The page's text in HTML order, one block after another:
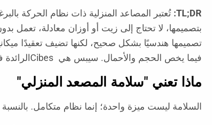
TL;DR:
فيما يخص الحجم والأحمال. سيبس هي Cibesالرائدة في نظام المصاعد المنزلية الحديثة منذ و قت طويل ولا تزال المرجع العالمي.
ماذا تعني "سلامة المصعد المنزلي"
السلامة ليست ميزة واحدة؛ إنما نظام متكامل. بالنسبة